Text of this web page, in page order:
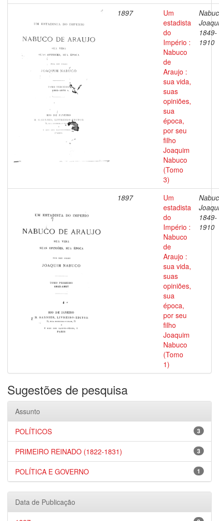
1897
Um
estadista
do
Império :
Nabuco
de
Araujo :
sua vida,
suas
opiniões,
sua
época,
por seu
filho
Joaquim
Nabuco
(Tomo
3)
1849-
1910
1897
Um
estadista
do
Império :
Nabuco
de
Araujo :
sua vida,
suas
opiniões,
sua
época,
por seu
filho
Joaquim
Nabuco
(Tomo
1)
1849-
1910
Sugestões de pesquisa
Assunto
3
POLÍTICOS
3
PRIMEIRO REINADO (1822-1831)
1
POLÍTICA E GOVERNO
Data de Publicação